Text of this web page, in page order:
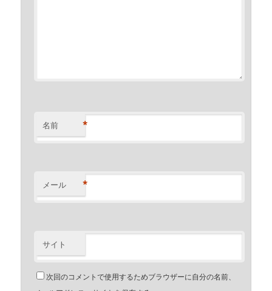
名前 *
メール *
サイト
次回のコメントで使用するためブラウザーに自分の名前、